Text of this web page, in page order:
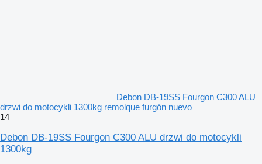
Debon DB-19SS Fourgon C300 ALU
drzwi do motocykli 1300kg remolque furgón nuevo
14
Debon DB-19SS Fourgon C300 ALU drzwi do motocykli
1300kg